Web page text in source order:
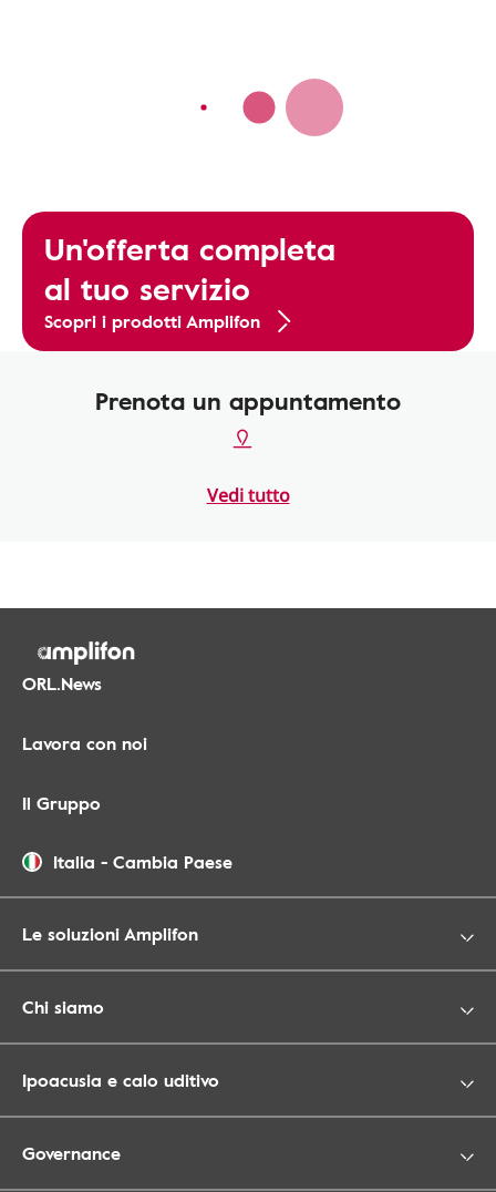
Un'offerta completa
al tuo servizio
Scopri i prodotti Amplifon
Prenota un appuntamento
Vedi tutto
ORL.News
Lavora con noi
Il Gruppo
Italia - Cambia Paese
Le soluzioni Amplifon
Chi siamo
Ipoacusia e calo uditivo
Governance